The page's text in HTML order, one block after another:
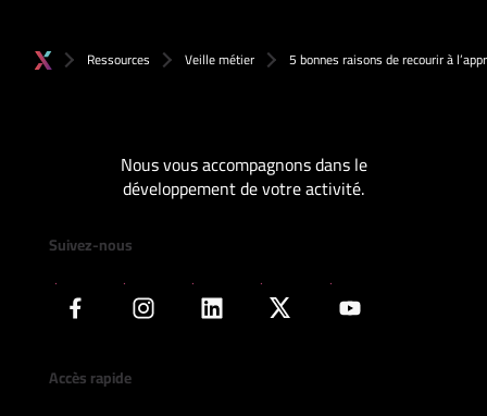
Ressources Veille métier 5 bonnes raisons de recourir à
Nous vous accompagnons dans le
développement de votre activité.
Suivez-nous
Accès rapide